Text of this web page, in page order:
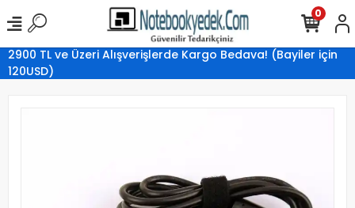
2900 TL ve Üzeri Alışverişlerde Kargo Bedava! (Bayiler için
120USD)
0